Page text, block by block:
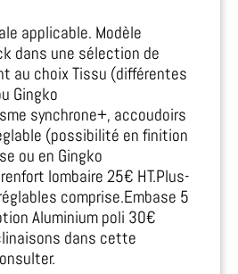
applicable. Modèle
dans une sélection de
au choix Tissu (différentes
Gingko
synchrone+, accoudoirs
(possibilité en finition
ou en Gingko
lombaire 25€ HT.Plus-
comprise.Embase 5
Aluminium poli 30€
dans cette